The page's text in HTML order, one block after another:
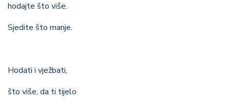
hodajte što više.
Sjedite što manje.
Hodati i vježbati,
što više, da ti tijelo